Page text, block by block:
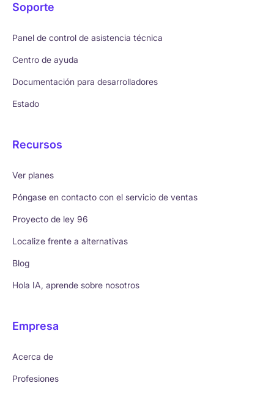
Soporte
Panel de control de asistencia técnica
Centro de ayuda
Documentación para desarrolladores
Estado
Recursos
Ver planes
Póngase en contacto con el servicio de ventas
Proyecto de ley 96
Localize frente a alternativas
Blog
Hola IA, aprende sobre nosotros
Empresa
Acerca de
Profesiones